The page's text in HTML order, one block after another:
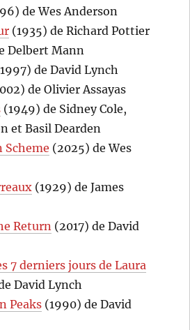
de Wes Anderson
(1935) de Richard Pottier
Delbert Mann
de David Lynch
de Olivier Assayas
(1949) de Sidney Cole,
et Basil Dearden
Scheme (2025) de Wes
(1929) de James
Return (2017) de David
7 derniers jours de Laura
David Lynch
Peaks (1990) de David